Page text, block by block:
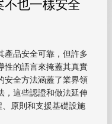
也一樣安全
產品安全可靠，但許多
性的語言來掩蓋其真實
安全方法涵蓋了業界領
，這些認證和做法延伸
原則和支援基礎設施